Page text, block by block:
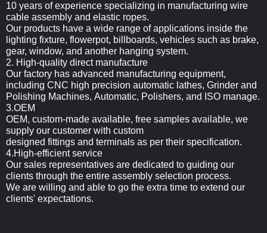
10 years of experience specializing in manufacturing wire
cable assembly and elastic ropes.
Our products have a wide range of applications inside the
lighting fixture, flowerpot, billboards, vehicles such as brake,
gear, window, and another hanging system.
2. High-quality direct manufacture
Our factory has advanced manufacturing equipment,
including CNC high precision automatic lathes, Grinder and
Polishing Machines, Αutomatic, Polishers, and ISO manage.
3.OEM
OEM, custom-made available, free samples available, we
supply our customer with custom
designed fittings and terminals as per their specification.
4.High-efficient service
Our sales representatives are dedicated to guiding our
clients through the entire assembly selection process.
We are willing and able to go the extra time to extend our
clients' expectations.